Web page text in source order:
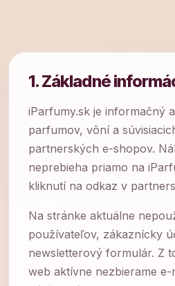
1. Základné
iParfumy.sk je informačný
parfumov, vôní a
partnerských e-shopov.
neprebieha priamo na
kliknutí na odkaz v
Na stránke aktuálne
používateľov, zákaznícky
newsletterový formulár. Z
web aktívne nezbierame e-